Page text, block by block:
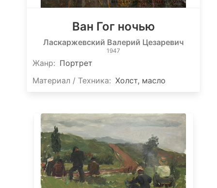
Ван Гог ночью
Ласкаржевский Валерий Цезаревич
1947
Жанр: Портрет
Материал / Техника: Холст, масло